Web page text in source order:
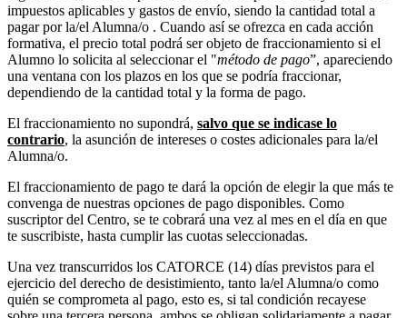
impuestos aplicables y gastos de envío, siendo la cantidad total a
pagar por la/el Alumna/o . Cuando así se ofrezca en cada acción
formativa, el precio total podrá ser objeto de fraccionamiento si el
Alumno lo solicita al seleccionar el "método de pago”, apareciendo
una ventana con los plazos en los que se podría fraccionar,
dependiendo de la cantidad total y la forma de pago.
El fraccionamiento no supondrá, salvo que se indicase lo
contrario, la asunción de intereses o costes adicionales para la/el
Alumna/o.
El fraccionamiento de pago te dará la opción de elegir la que más te
convenga de nuestras opciones de pago disponibles. Como
suscriptor del Centro, se te cobrará una vez al mes en el día en que
te suscribiste, hasta cumplir las cuotas seleccionadas.
Una vez transcurridos los CATORCE (14) días previstos para el
ejercicio del derecho de desistimiento, tanto la/el Alumna/o como
quién se comprometa al pago, esto es, si tal condición recayese